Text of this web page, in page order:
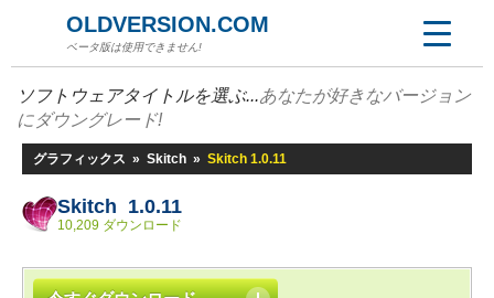
OLDVERSION.COM
ベータ版は使用できません!
ソフトウェアタイトルを選ぶ...あなたが好きなバージョン
にダウングレード!
グラフィックス » Skitch » Skitch 1.0.11
Skitch 1.0.11
10,209 ダウンロード